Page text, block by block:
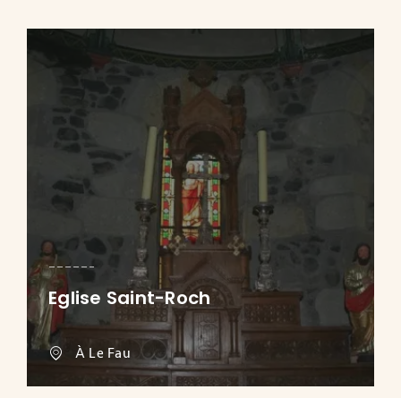
Eglise Saint-Roch
À Le Fau